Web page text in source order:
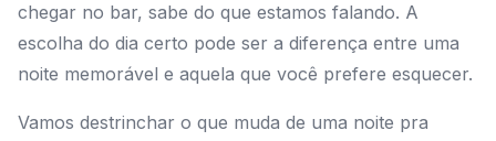
chegar no bar, sabe do que estamos falando. A
escolha do dia certo pode ser a diferença entre uma
noite memorável e aquela que você prefere esquecer.
Vamos destrinchar o que muda de uma noite pra